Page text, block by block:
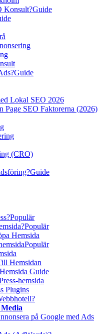
Konsult?Guide
Guide
Lokal SEO 2026
Page SEO Faktorerna (2026)
(CRO)
Guide
Populär
Populär
Hemsida
Populär
Hemsidan
Guide
hemsida
Plugins
på Google med Ads